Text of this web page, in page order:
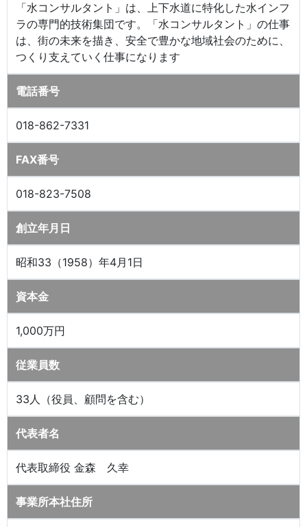
「水コンサルタント」は、上下水道に特化した水インフ
ラの専門的技術集団です。「水コンサルタント」の仕事
は、街の未来を描き、安全で豊かな地域社会のために、
つくり支えていく仕事になります
電話番号
018-862-7331
FAX番号
018-823-7508
創立年月日
昭和33（1958）年4月1日
資本金
1,000万円
従業員数
33人（役員、顧問を含む）
代表者名
代表取締役 金森 久幸
事業所本社住所